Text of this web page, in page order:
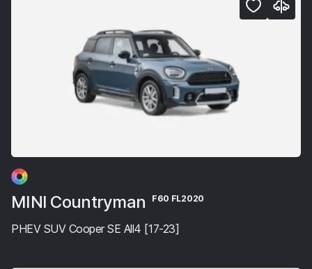
MINI Countryman F60 FL2020
PHEV SUV Cooper SE All4 [17-23]